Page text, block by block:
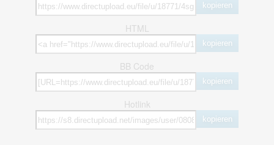
kopieren
HTML
kopieren
BB Code
kopieren
Hotlink
kopieren